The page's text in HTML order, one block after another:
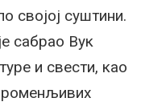
својој суштини.
сабрао Вук
и свести, као